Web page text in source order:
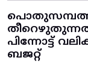
പിന്നോട്ട്‌
ബജറ്റ്‌